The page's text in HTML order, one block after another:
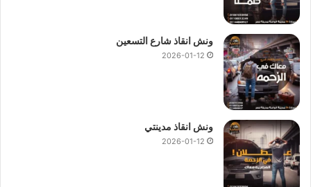
ونش انقاذ شارع التسعين
2026-01-12
ونش انقاذ مدينتي
2026-01-12